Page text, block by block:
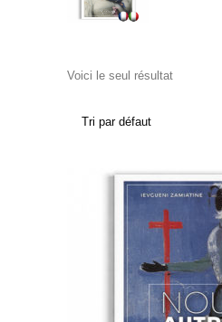
Voici le seul résultat
Tri par défaut